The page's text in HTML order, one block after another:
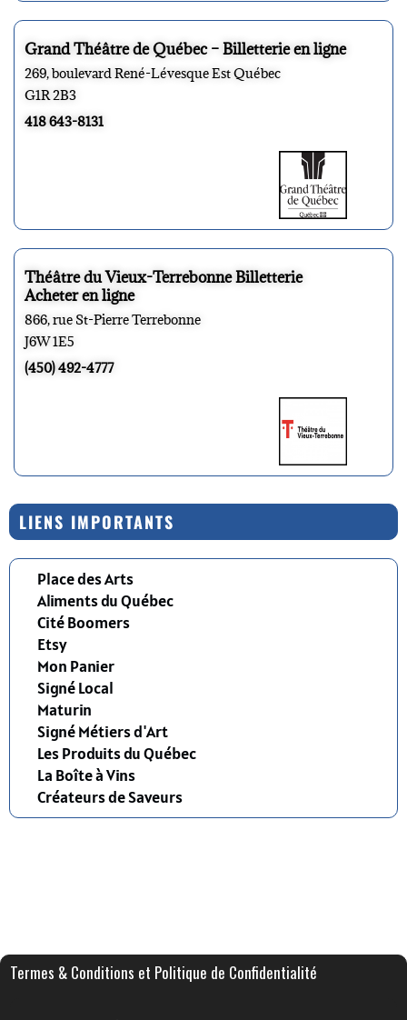
Grand Théâtre de Québec – Billetterie en ligne
269, boulevard René-Lévesque Est Québec
G1R 2B3
418 643-8131
Théâtre du Vieux-Terrebonne Billetterie
Acheter en ligne
866, rue St-Pierre Terrebonne
J6W 1E5
(450) 492-4777
LIENS IMPORTANTS
Place des Arts
Aliments du Québec
Cité Boomers
Etsy
Mon Panier
Signé Local
Maturin
Signé Métiers d'Art
Les Produits du Québec
La Boîte à Vins
Créateurs de Saveurs
Termes & Conditions et Politique de Confidentialité